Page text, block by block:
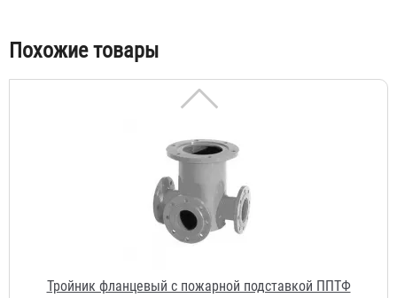
Похожие товары
Тройник фланцевый с пожарной подставкой ППТФ
(чугун) d-300мм, отросток 250мм
81 243 ₽